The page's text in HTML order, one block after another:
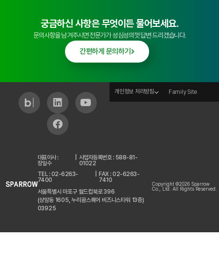
궁금하신 사항은 무엇이든 물어보세요.
문의사항을 남겨주시면 전문가가 성심성의껏 답변 드리겠습니다.
간편하게 문의하기
개인정보 처리방침 Family Site
대표이사 :
장일수
사업자등록번호 : 588-81-
01022
TEL : 02-6263-
7400
FAX : 02-6263-
7410
서울특별시 마포구 월드컵북로 396
(상암동 1605, 누리꿈스퀘어 비즈니스타워 13층)
03925
Copyright ©2026 Sparrow
Co., Ltd. All Rights Reserved.